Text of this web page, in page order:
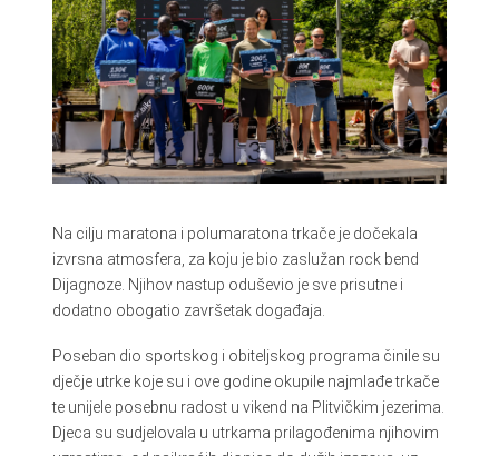
Na cilju maratona i polumaratona trkače je dočekala
izvrsna atmosfera, za koju je bio zaslužan rock bend
Dijagnoze. Njihov nastup oduševio je sve prisutne i
dodatno obogatio završetak događaja.
Poseban dio sportskog i obiteljskog programa činile su
dječje utrke koje su i ove godine okupile najmlađe trkače
te unijele posebnu radost u vikend na Plitvičkim jezerima.
Djeca su sudjelovala u utrkama prilagođenima njihovim